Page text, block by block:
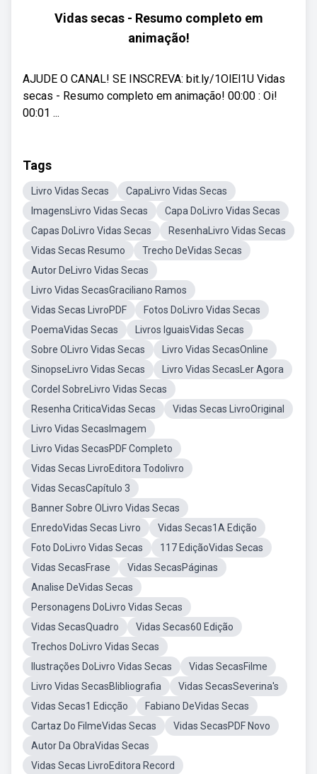
Vidas secas - Resumo completo em
animação!
AJUDE O CANAL! SE INSCREVA: bit.ly/1OlEl1U Vidas
secas - Resumo completo em animação! 00:00 : Oi!
00:01 ...
Tags
Livro Vidas Secas
CapaLivro Vidas Secas
ImagensLivro Vidas Secas
Capa DoLivro Vidas Secas
Capas DoLivro Vidas Secas
ResenhaLivro Vidas Secas
Vidas Secas Resumo
Trecho DeVidas Secas
Autor DeLivro Vidas Secas
Livro Vidas SecasGraciliano Ramos
Vidas Secas LivroPDF
Fotos DoLivro Vidas Secas
PoemaVidas Secas
Livros IguaisVidas Secas
Sobre OLivro Vidas Secas
Livro Vidas SecasOnline
SinopseLivro Vidas Secas
Livro Vidas SecasLer Agora
Cordel SobreLivro Vidas Secas
Resenha CriticaVidas Secas
Vidas Secas LivroOriginal
Livro Vidas SecasImagem
Livro Vidas SecasPDF Completo
Vidas Secas LivroEditora Todolivro
Vidas SecasCapítulo 3
Banner Sobre OLivro Vidas Secas
EnredoVidas Secas Livro
Vidas Secas1A Edição
Foto DoLivro Vidas Secas
117 EdiçãoVidas Secas
Vidas SecasFrase
Vidas SecasPáginas
Analise DeVidas Secas
Personagens DoLivro Vidas Secas
Vidas SecasQuadro
Vidas Secas60 Edição
Trechos DoLivro Vidas Secas
Ilustrações DoLivro Vidas Secas
Vidas SecasFilme
Livro Vidas SecasBlibliografia
Vidas SecasSeverina's
Vidas Secas1 Edicção
Fabiano DeVidas Secas
Cartaz Do FilmeVidas Secas
Vidas SecasPDF Novo
Autor Da ObraVidas Secas
Vidas Secas LivroEditora Record